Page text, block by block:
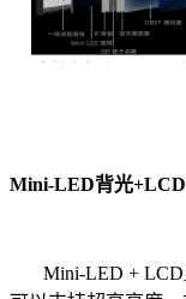
Mini-LED背光
Mini-LED + LCD